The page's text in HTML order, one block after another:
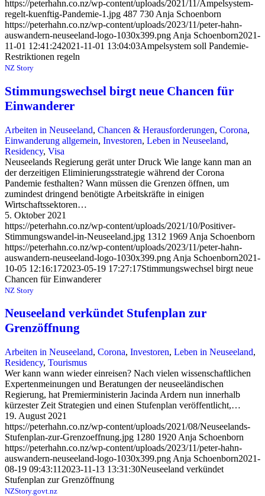
https://peterhahn.co.nz/wp-content/uploads/2021/11/Ampelsystem-
regelt-kuenftig-Pandemie-1.jpg 487 730 Anja Schoenborn
https://peterhahn.co.nz/wp-content/uploads/2023/11/peter-hahn-
auswandern-neuseeland-logo-1030x399.png Anja Schoenborn2021-
11-01 12:41:242021-11-01 13:04:03Ampelsystem soll Pandemie-
Restriktionen regeln
NZ Story
Stimmungswechsel birgt neue Chancen für
Einwanderer
Arbeiten in Neuseeland, Chancen & Herausforderungen, Corona,
Einwanderung allgemein, Investoren, Leben in Neuseeland,
Residency, Visa
Neuseelands Regierung gerät unter Druck Wie lange kann man an
der derzeitigen Eliminierungsstrategie während der Corona
Pandemie festhalten? Wann müssen die Grenzen öffnen, um
zumindest dringend benötigte Arbeitskräfte in einigen
Wirtschaftssektoren…
5. Oktober 2021
https://peterhahn.co.nz/wp-content/uploads/2021/10/Positiver-
Stimmungswandel-in-Neuseeland.jpg 1312 1969 Anja Schoenborn
https://peterhahn.co.nz/wp-content/uploads/2023/11/peter-hahn-
auswandern-neuseeland-logo-1030x399.png Anja Schoenborn2021-
10-05 12:16:172023-05-19 17:27:17Stimmungswechsel birgt neue
Chancen für Einwanderer
NZ Story
Neuseeland verkündet Stufenplan zur
Grenzöffnung
Arbeiten in Neuseeland, Corona, Investoren, Leben in Neuseeland,
Residency, Tourismus
Wer kann wann wieder einreisen? Nach vielen wissenschaftlichen
Expertenmeinungen und Beratungen der neuseeländischen
Regierung, hat Premierministerin Jacinda Ardern nun innerhalb
kürzester Zeit Strategien und einen Stufenplan veröffentlicht,…
19. August 2021
https://peterhahn.co.nz/wp-content/uploads/2021/08/Neuseelands-
Stufenplan-zur-Grenzoeffnung.jpg 1280 1920 Anja Schoenborn
https://peterhahn.co.nz/wp-content/uploads/2023/11/peter-hahn-
auswandern-neuseeland-logo-1030x399.png Anja Schoenborn2021-
08-19 09:43:11 2023-11-13 13:31:30Neuseeland verkündet
Stufenplan zur Grenzöffnung
NZStory.govt.nz